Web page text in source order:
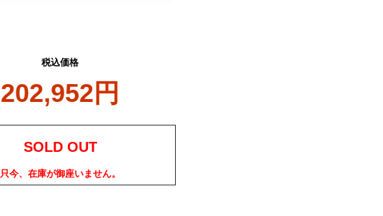
税込価格
202,952円
SOLD OUT
只今、在庫が御座いません。